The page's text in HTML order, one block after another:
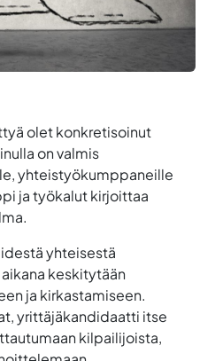
olet konkretisoinut
on valmis
yhteistyökumppaneille
ja työkalut kirjoittaa
yhteisestä
keskitytään
ja kirkastamiseen.
yrittäjäkandidaatti itse
kilpailijoista,